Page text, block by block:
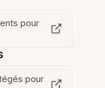
pour
pour